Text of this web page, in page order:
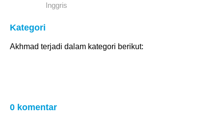
Inggris
Kategori
Akhmad terjadi dalam kategori berikut:
0 komentar